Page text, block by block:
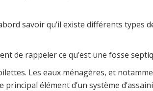
savoir qu’il existe différents
de rappeler ce qu’est une fosse
Les eaux ménagères, et
élément d’un système